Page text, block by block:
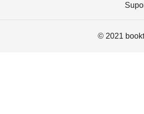
© 2021